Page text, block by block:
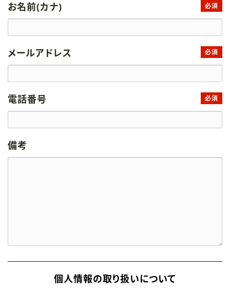
お名前(カナ) 必須
メールアドレス 必須
電話番号 必須
備考
個人情報の取り扱いについて